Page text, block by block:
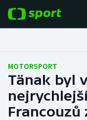
Fotbal
Hokej
Tenis
MOTORSPORT
Tänak byl
Francouzů